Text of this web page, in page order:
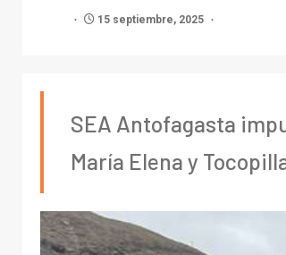
15 septiembre, 2025
SEA Antofagasta
María Elena y